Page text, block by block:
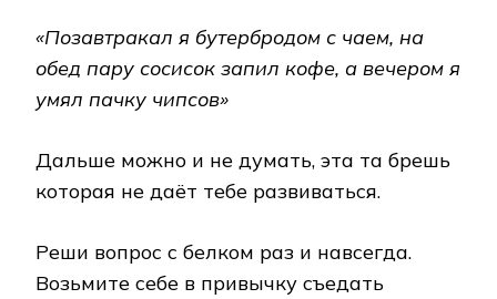
«Позавтракал я бутербродом с чаем, на
обед пару сосисок запил кофе, а вечером я
умял пачку чипсов»
Дальше можно и не думать, эта та брешь
которая не даёт тебе развиваться.
Реши вопрос с белком раз и навсегда.
Возьмите себе в привычку съедать